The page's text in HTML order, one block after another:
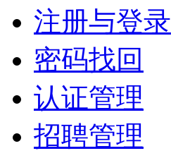
注册与登录
密码找回
认证管理
招聘管理